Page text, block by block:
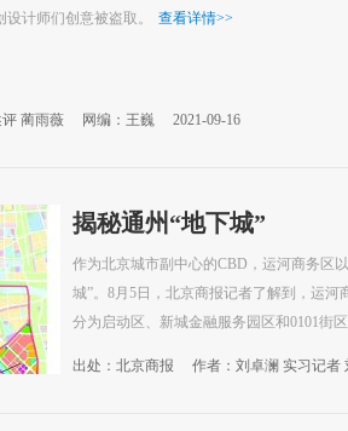
计师们创意被盗取。 查看详情>>
蔺雨薇 网编：王巍 2021-09-16
揭秘通州“地下城”
作为北京城市副中心的CBD，运河商务区
城”。8月5日，北京商报记者了解到，运
分为启动区、新城金融服务园区和0101街
出处：北京商报 作者：刘卓澜 实习记者